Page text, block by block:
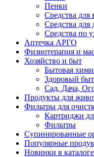
Пенки
Средства для
Средства для
Средства по
Аптечка АРГО
Физиотерапия и
Хозяйство и быт
Бытовая
Здоровый быт
Сад, Дача,
Продукты для
Фильтры для
Картриджи
Фильтры
Супинированные
Популярные
Новинки в каталоге